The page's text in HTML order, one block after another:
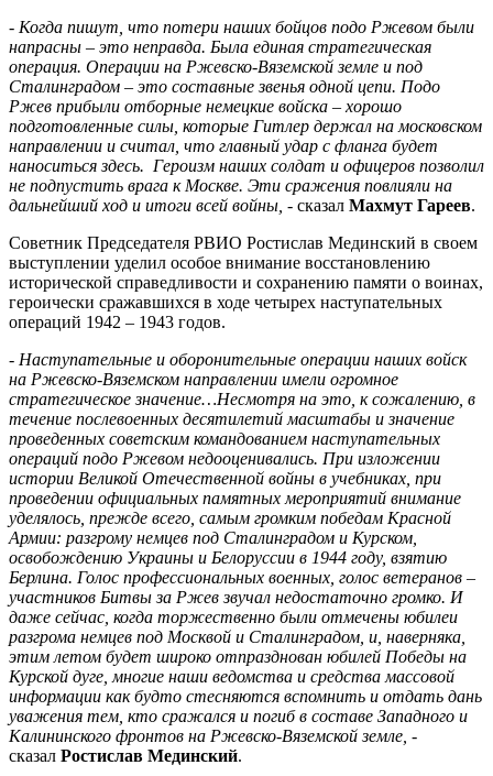
- Когда пишут, что потери наших бойцов подо Ржевом были
напрасны – это неправда. Была единая стратегическая
операция. Операции на Ржевско-Вяземской земле и под
Сталинградом – это составные звенья одной цепи. Подо
Ржев прибыли отборные немецкие войска – хорошо
подготовленные силы, которые Гитлер держал на московском
направлении и считал, что главный удар с фланга будет
наноситься здесь. Героизм наших солдат и офицеров позволил
не подпустить врага к Москве. Эти сражения повлияли на
дальнейший ход и итоги всей войны, - сказал Махмут Гареев.
Советник Председателя РВИО Ростислав Мединский в своем
выступлении уделил особое внимание восстановлению
исторической справедливости и сохранению памяти о воинах,
героически сражавшихся в ходе четырех наступательных
операций 1942 – 1943 годов.
- Наступательные и оборонительные операции наших войск
на Ржевско-Вяземском направлении имели огромное
стратегическое значение…Несмотря на это, к сожалению, в
течение послевоенных десятилетий масштабы и значение
проведенных советским командованием наступательных
операций подо Ржевом недооценивались. При изложении
истории Великой Отечественной войны в учебниках, при
проведении официальных памятных мероприятий внимание
уделялось, прежде всего, самым громким победам Красной
Армии: разгрому немцев под Сталинградом и Курском,
освобождению Украины и Белоруссии в 1944 году, взятию
Берлина. Голос профессиональных военных, голос ветеранов –
участников Битвы за Ржев звучал недостаточно громко. И
даже сейчас, когда торжественно были отмечены юбилеи
разгрома немцев под Москвой и Сталинградом, и, наверняка,
этим летом будет широко отпразднован юбилей Победы на
Курской дуге, многие наши ведомства и средства массовой
информации как будто стесняются вспомнить и отдать дань
уважения тем, кто сражался и погиб в составе Западного и
Калининского фронтов на Ржевско-Вяземской земле, -
сказал Ростислав Мединский.